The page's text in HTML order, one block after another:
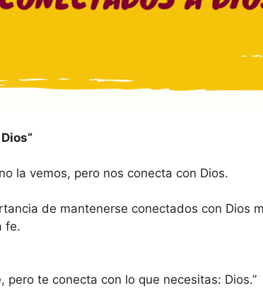
la vemos, pero nos conecta con Dios.
de mantenerse conectados con Dios
fe.
pero te conecta con lo que necesitas: Dios.”